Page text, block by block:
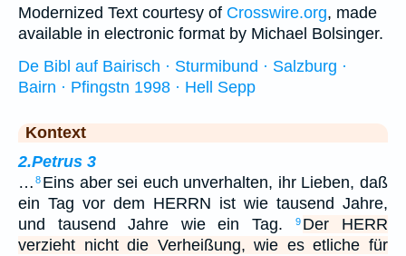
Modernized Text courtesy of Crosswire.org, made
available in electronic format by Michael Bolsinger.
De Bibl auf Bairisch · Sturmibund · Salzburg ·
Bairn · Pfingstn 1998 · Hell Sepp
Kontext
2.Petrus 3
… 8 Eins aber sei euch unverhalten, ihr Lieben, daß
ein Tag vor dem HERRN ist wie tausend Jahre,
und tausend Jahre wie ein Tag.
9 Der HERR
verzieht nicht die Verheißung, wie es etliche für